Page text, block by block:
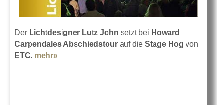
Der Lichtdesigner Lutz John setzt bei Howard
Carpendales Abschiedstour auf die Stage Hog von
ETC. mehr»